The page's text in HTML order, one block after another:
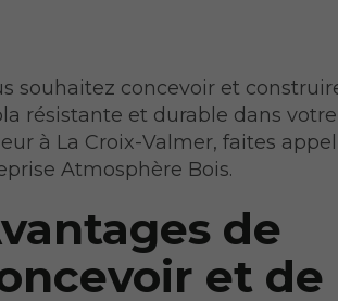
souhaitez concevoir et
résistante et durable dans
à La Croix-Valmer, faites
Atmosphère Bois.
de
et de